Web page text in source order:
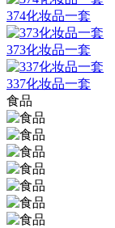
374化妆品一套
373化妆品一套
337化妆品一套
食品